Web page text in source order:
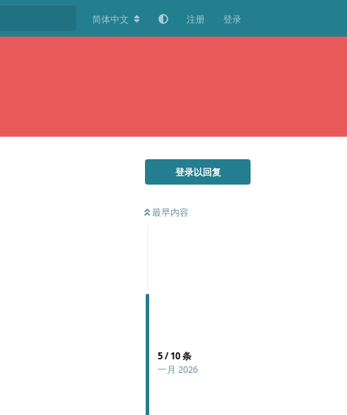
简体中文 注册 登录
登录以回复
最早内容
5/10条
一月 2026